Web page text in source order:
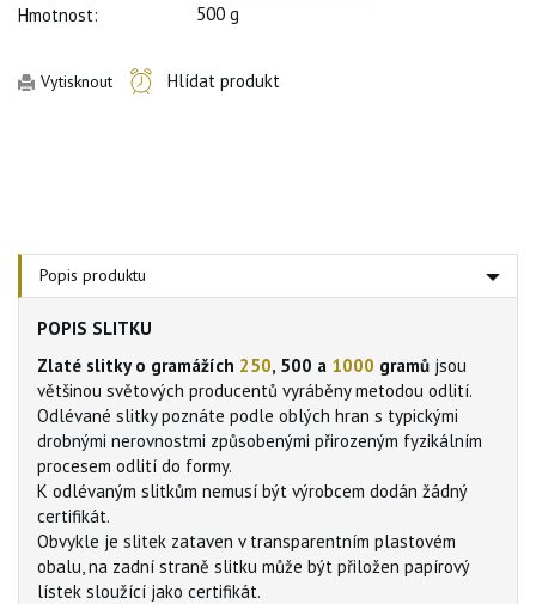
Hmotnost:
500 g
Vytisknout Hlídat produkt
Popis produktu
POPIS SLITKU
Zlaté slitky o gramážích 250, 500 a 1000 gramů jsou
většinou světových producentů vyráběny metodou odlití.
Odlévané slitky poznáte podle oblých hran s typickými
drobnými nerovnostmi způsobenými přirozeným fyzikálním
procesem odlití do formy.
K odlévaným slitkům nemusí být výrobcem dodán žádný
certifikát.
Obvykle je slitek zataven v transparentním plastovém
obalu, na zadní straně slitku může být přiložen papírový
lístek sloužící jako certifikát.